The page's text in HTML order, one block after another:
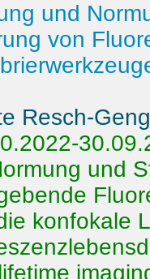
und
von
Resch-
und
konfokale